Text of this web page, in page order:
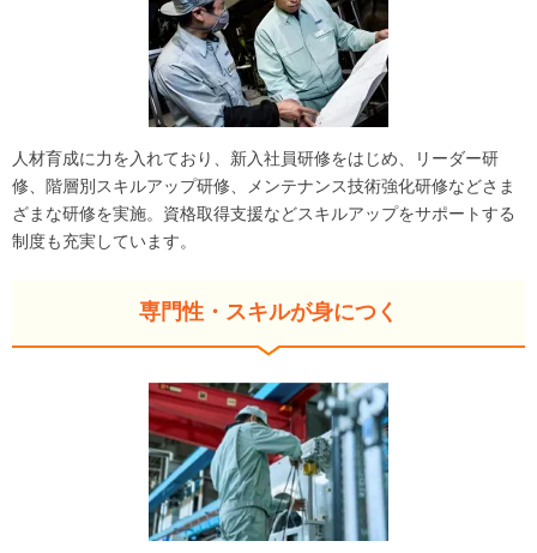
人材育成に力を入れており、新入社員研修をはじめ、リーダー研
修、階層別スキルアップ研修、メンテナンス技術強化研修などさま
ざまな研修を実施。資格取得支援などスキルアップをサポートする
制度も充実しています。
専門性・スキルが身につく